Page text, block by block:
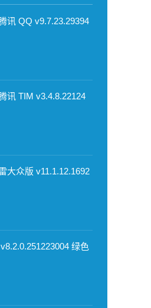
讯 QQ v9.7.23.29394
讯 TIM v3.4.8.22124
大众版 v11.1.12.1692
绿色